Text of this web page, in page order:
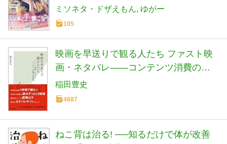
シュエックス文庫)
ミソネタ・ドザえもん ゆがー
105
映画を早送りで観る人たち ファスト映
画・ネタバレ――コンテンツ消費の現
在形 (光文社新書)
稲田豊史
4687
ねこ背は治る! ──知るだけで体が改善